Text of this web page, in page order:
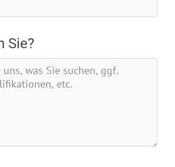
Sie?